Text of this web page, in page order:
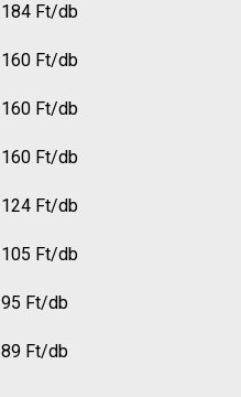
184 Ft/db
160 Ft/db
160 Ft/db
160 Ft/db
124 Ft/db
105 Ft/db
95 Ft/db
89 Ft/db